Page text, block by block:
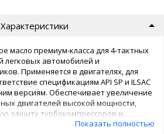
Характеристики
масло премиум-класса для 4-тактных
легковых автомобилей и
Применяется в двигателях, для
спецификациям API SP и ILSAC
версиям. Обеспечивает увеличение
двигателей высокой мощности,
защиту турбокомпрессоров и
отработавших газов.Показать полностью